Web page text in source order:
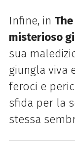
Infine, in
misterioso
sua
giungla viva
feroci e
sfida per la
stessa